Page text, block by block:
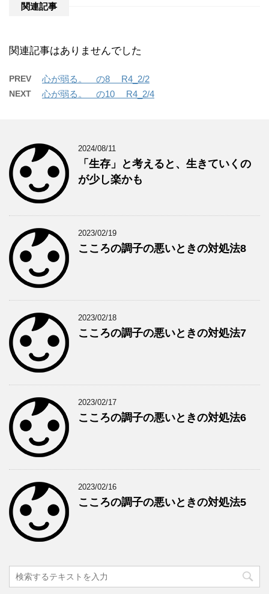
関連記事
関連記事はありませんでした
PREV 心が弱る。 の8 R4_2/2
NEXT 心が弱る。 の10 R4_2/4
2024/08/11
「生存」と考えると、生きていくの
が少し楽かも
2023/02/19
こころの調子の悪いときの対処法8
2023/02/18
こころの調子の悪いときの対処法7
2023/02/17
こころの調子の悪いときの対処法6
2023/02/16
こころの調子の悪いときの対処法5